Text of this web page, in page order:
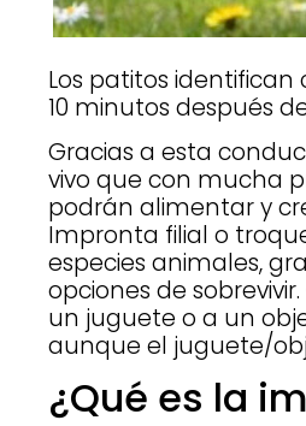
Los patitos
10 minutos después
Gracias a esta
vivo que con mucha
podrán alimentar y
Impronta filial o
especies animales,
opciones de
un juguete o a un
aunque el juguete/
¿Qué es la